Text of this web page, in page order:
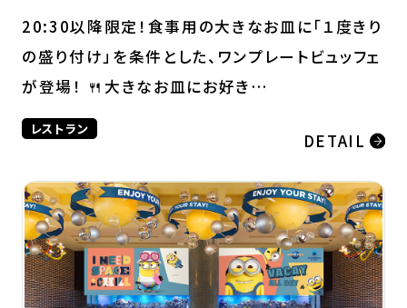
20:30以降限定！食事用の大きなお皿に「１度きり
の盛り付け」を条件とした、ワンプレートビュッフェ
が登場！ 🍴大きなお皿にお好き…
レストラン
DETAIL